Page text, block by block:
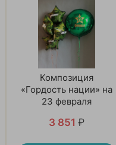
Композиция
«Гордость нации» на
23 февраля
3 851 ₽